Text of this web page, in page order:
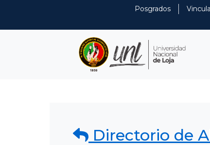
Posgrados
Directorio de